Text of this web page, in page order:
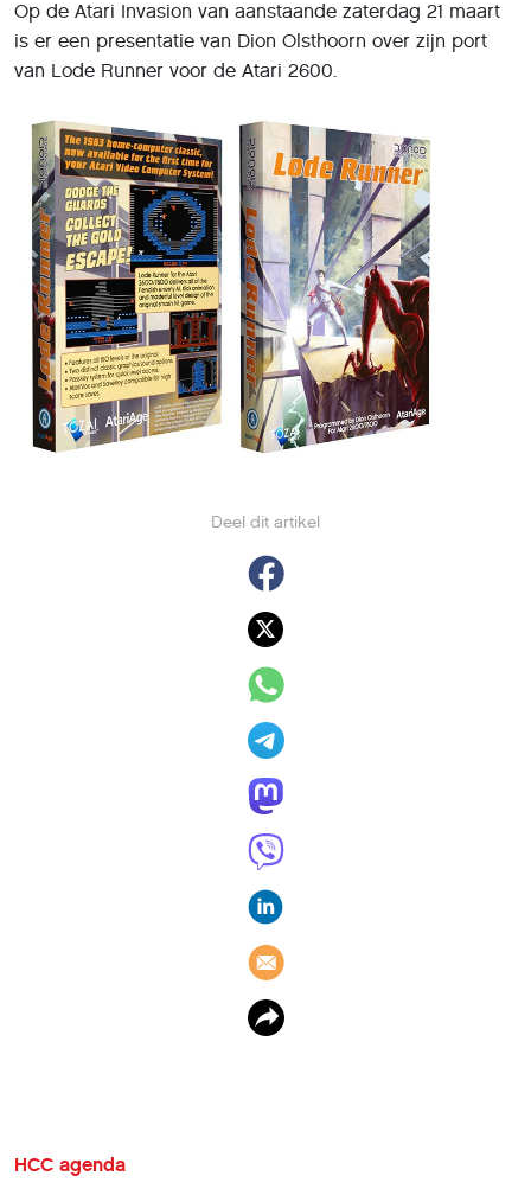
Deel dit artikel
Op de Atari Invasion van aanstaande zaterdag 21 maart
is er een presentatie van Dion Olsthoorn over zijn port
van Lode Runner voor de Atari 2600.
HCC agenda